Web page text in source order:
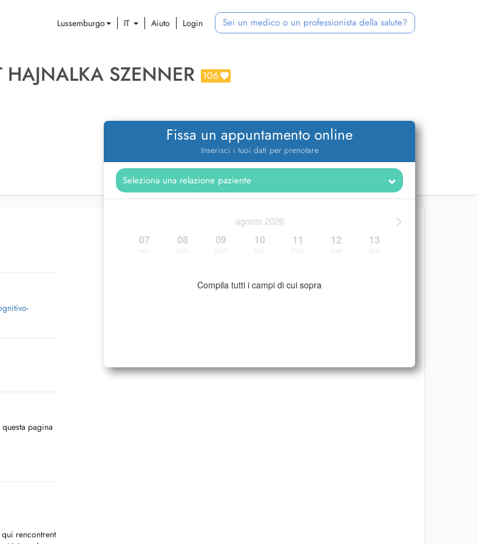
Lussemburgo IT Aiuto Login Sei un medico o un professionista della salute?
HAJNALKA SZENNER 106
Fissa un appuntamento online
Inserisci i tuoi dati per prenotare
>
agosto 2026
07 08 09 10 11 12 13
Compila tutti i campi di cui sopra
pagina
rencontrent